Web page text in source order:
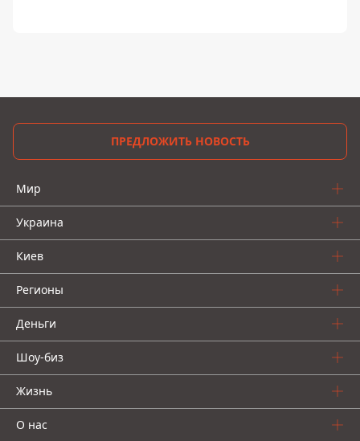
ПРЕДЛОЖИТЬ НОВОСТЬ
Мир
Украина
Киев
Регионы
Деньги
Шоу-биз
Жизнь
О нас